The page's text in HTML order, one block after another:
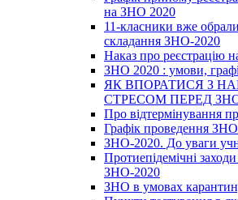
на ЗНО 2020
11-класники вже
складання ЗНО-2020
Наказ про реєстрацію
ЗНО 2020 : умови,
ЯК ВПОРАТИСЯ З
СТРЕСОМ ПЕРЕД
Про відтермінування
Графік проведення
ЗНО-2020. До уваги
Протиепідемічні
ЗНО-2020
ЗНО в умовах